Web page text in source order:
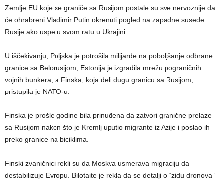
Zemlje EU koje se graniče sa Rusijom postale su sve nervoznije da
će ohrabreni Vladimir Putin okrenuti pogled na zapadne susede
Rusije ako uspe u svom ratu u Ukrajini.
U iščekivanju, Poljska je potrošila milijarde na poboljšanje odbrane
granice sa Belorusijom, Estonija je izgradila mrežu pograničnih
vojnih bunkera, a Finska, koja deli dugu granicu sa Rusijom,
pristupila je NATO-u.
Finska je prošle godine bila prinuđena da zatvori granične prelaze
sa Rusijom nakon što je Kremlj uputio migrante iz Azije i poslao ih
preko granice na biciklima.
Finski zvaničnici rekli su da Moskva usmerava migraciju da
destabilizuje Evropu. Bilotaite je rekla da se detalji o “zidu dronova”